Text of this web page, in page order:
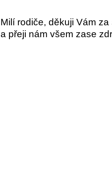
Milí rodiče, děkuji Vám
a přeji nám všem zase